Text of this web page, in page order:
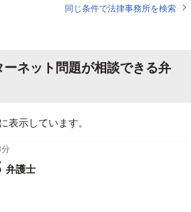
同じ条件で法律事務所を検索
ネット問題が相談できる弁
表示しています。
弁護士